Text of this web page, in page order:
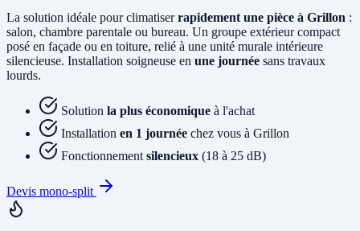
La solution idéale pour climatiserrapidement une pièce à Grillon :
salon, chambre parentale ou bureau. Un groupe extérieur compact
posé en façade ou en toiture, relié à une unité murale intérieure
silencieuse. Installation soigneuse en une journée sans travaux
lourds.
Solution la plus économique à l'achat
Installation en 1 journée chez vous à Grillon
Fonctionnement silencieux (18 à 25 dB)
Devis mono-split